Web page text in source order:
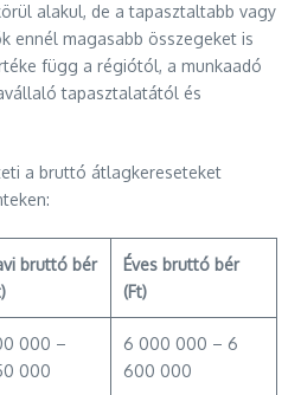
alakul, de a tapasztaltabb vagy
ennél magasabb összegeket is
függ a régiótól, a munkaadó
tapasztalatától és
a bruttó átlagkereseteket
bruttó bér
Éves bruttó bér
(Ft)
000 –
000
6 000 000 – 6
600 000